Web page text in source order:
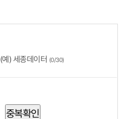
(예) 세종데이터 (0/30)
중복확인